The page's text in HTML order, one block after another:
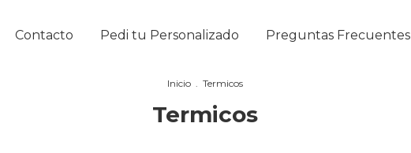
Contacto Pedi tu Personalizado Preguntas Frecuentes
Inicio Termicos
Termicos